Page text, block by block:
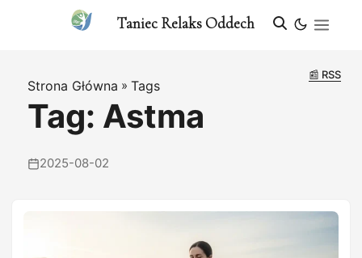
Taniec Relaks Oddech
Strona Główna » Tags
Tag: Astma
📰 RSS
2025-08-02